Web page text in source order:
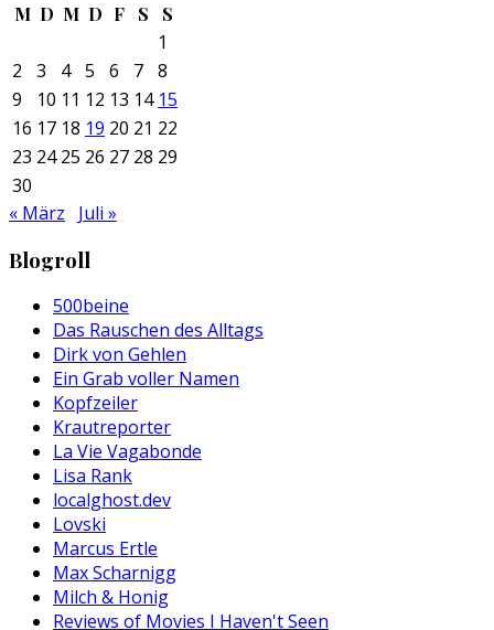
M D M D F S S
1
2
3 4 5 6 7 8
9
10 11 12 13 14 15
16 17 18 19 20 21 22
23 24 25 26 27 28 29
30
« März
Juli »
Blogroll
500beine
Das Rauschen des Alltags
Dirk von Gehlen
Ein Grab voller Namen
Kopfzeiler
Krautreporter
La Vie Vagabonde
Lisa Rank
localghost.dev
Lovski
Marcus Ertle
Max Scharnigg
Milch & Honig
Reviews of Movies I Haven't Seen